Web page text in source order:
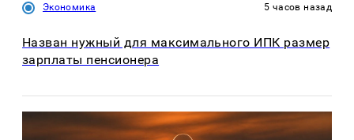
Экономика 5 часов назад
Назван нужный для максимального ИПК размер
зарплаты пенсионера